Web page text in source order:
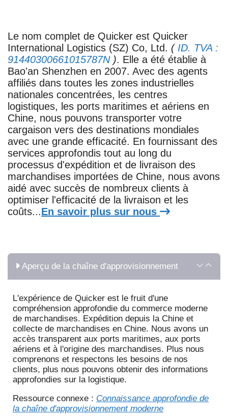
Le nom complet de Quicker est Quicker
International Logistics (SZ) Co, Ltd. ( ID. TVA :
91440300661015787N). Elle a été établie à
Bao'an Shenzhen en 2007. Avec des agents
affiliés dans toutes les zones industrielles
nationales concentrées, les centres
logistiques, les ports maritimes et aériens en
Chine, nous pouvons transporter votre
cargaison vers des destinations mondiales
avec une grande efficacité. En fournissant des
services approfondis tout au long du
processus d'expédition et de livraison des
marchandises importées de Chine, nous avons
aidé avec succès de nombreux clients à
optimiser l'efficacité de la livraison et les
coûts...En savoir plus sur nous
Aperçu de la chaîne d'approvisionnement
L'expérience de Quicker est le fruit d'une
compréhension approfondie du commerce moderne
de marchandises. Expédition depuis la Chine et
collecte de marchandises en Chine. Nous avons un
accès transparent aux ports maritimes, aux ports
aériens et à l'origine des marchandises. Plus nous
comprenons et respectons les besoins de nos
clients, plus nous pouvons obtenir des informations
approfondies sur la logistique.
Ressource connexe : Connaissance approfondie de
la chaîne d'approvisionnement moderne